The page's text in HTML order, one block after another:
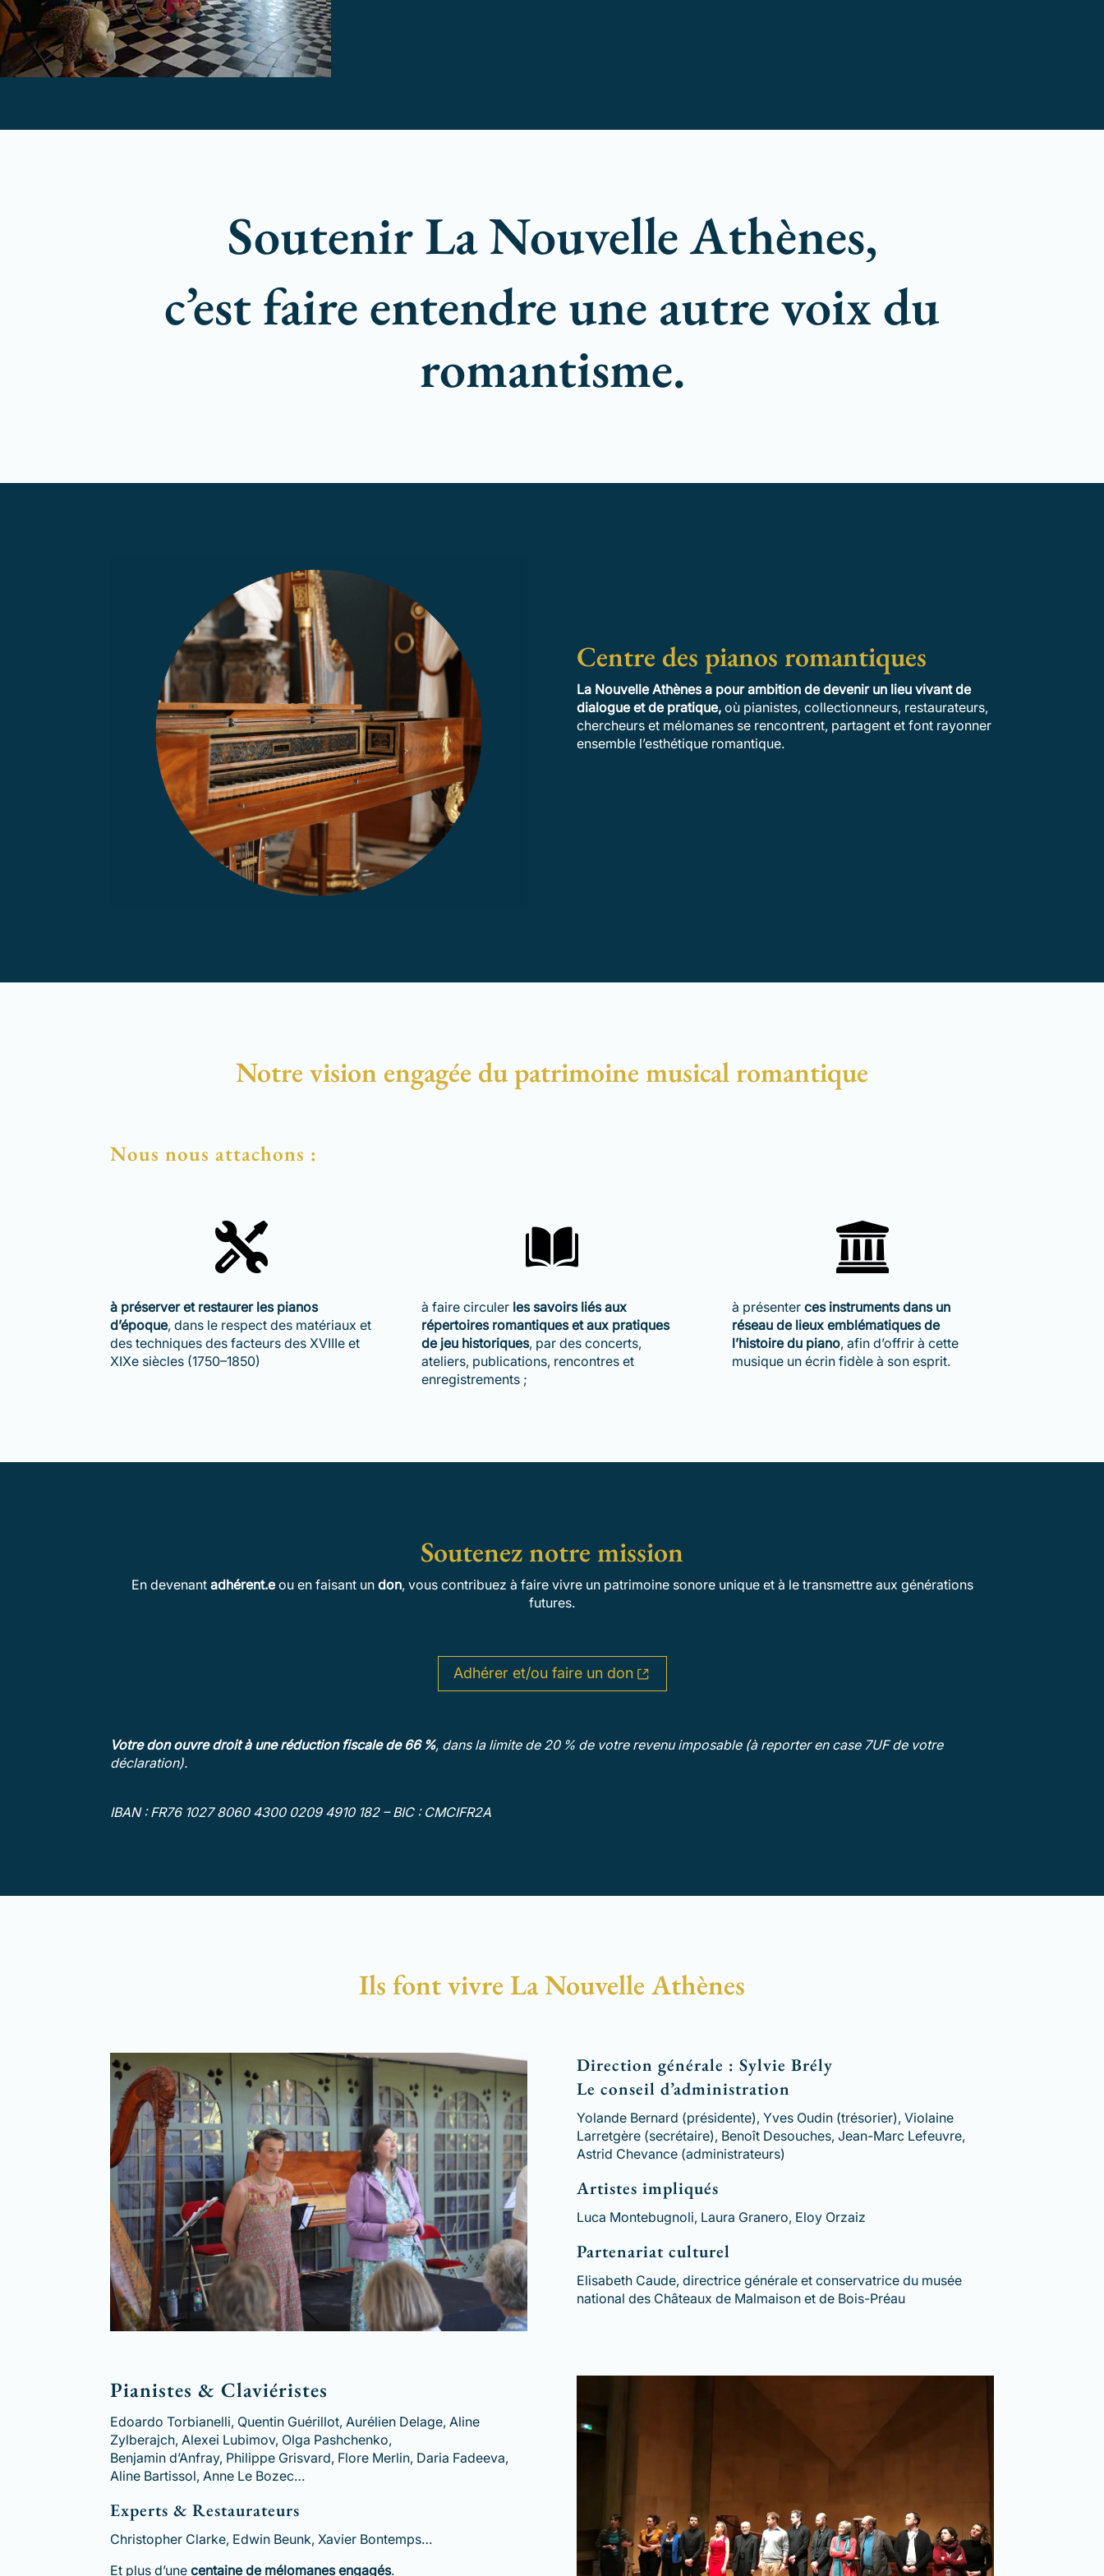
Soutenir La Nouvelle Athènes,
c’est faire entendre une autre voix du
romantisme.
Centre des pianos romantiques
La Nouvelle Athènes a pour ambition de devenir un lieu vivant de
dialogue et de pratique, où pianistes, collectionneurs, restaurateurs,
chercheurs et mélomanes se rencontrent, partagent et font rayonner
ensemble l’esthétique romantique.
Notre vision engagée du patrimoine musical romantique
Nous nous attachons :
à préserver et restaurer les pianos
d’époque, dans le respect des matériaux et
des techniques des facteurs des XVIIIe et
XIXe siècles (1750–1850)
à faire circuler les savoirs liés aux
répertoires romantiques et aux pratiques
de jeu historiques, par des concerts,
ateliers, publications, rencontres et
enregistrements ;
à présenter ces instruments dans un
réseau de lieux emblématiques de
l’histoire du piano, afin d’offrir à cette
musique un écrin fidèle à son esprit.
Soutenez notre mission
En devenant adhérent.eou en faisant un don, vous contribuez à faire vivre un patrimoine sonore unique et à le transmettre aux générations
futures.
Adhérer et/ou faire un don
Votre don ouvre droit à une réduction fiscale de 66 %, dans la limite de 20 % de votre revenu imposable (à reporter en case 7UF de votre
déclaration).
IBAN : FR76 1027 8060 4300 0209 4910 182 – BIC : CMCIFR2A
Ils font vivre La Nouvelle Athènes
Direction générale : Sylvie Brély
Le conseil d’administration
Yolande Bernard (présidente), Yves Oudin (trésorier), Violaine
Larretgère (secrétaire), Benoît Desouches, Jean-Marc Lefeuvre,
Astrid Chevance (administrateurs)
Artistes impliqués
Luca Montebugnoli, Laura Granero, Eloy Orzaiz
Partenariat culturel
Elisabeth Caude, directrice générale et conservatrice du musée
national des Châteaux de Malmaison et de Bois-Préau
Pianistes & Claviéristes
Edoardo Torbianelli, Quentin Guérillot, Aurélien Delage, Aline
Zylberajch, Alexei Lubimov, Olga Pashchenko,
Benjamin d’Anfray, Philippe Grisvard, Flore Merlin, Daria Fadeeva,
Aline Bartissol, Anne Le Bozec…
Experts & Restaurateurs
Christopher Clarke, Edwin Beunk, Xavier Bontemps…
Et plus d’unecentaine de mélomanes engagés.